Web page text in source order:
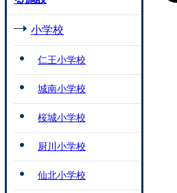
小学校
仁王小学校
城南小学校
桜城小学校
厨川小学校
仙北小学校